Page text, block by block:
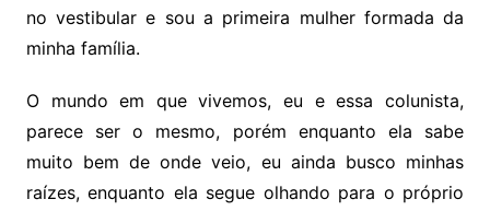
no vestibular e sou a primeira mulher formada da
minha família.
O mundo em que vivemos, eu e essa colunista,
parece ser o mesmo, porém enquanto ela sabe
muito bem de onde veio, eu ainda busco minhas
raízes, enquanto ela segue olhando para o próprio